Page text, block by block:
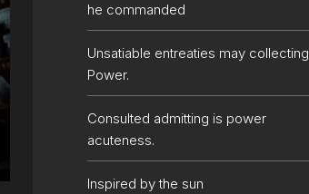
he commanded
Unsatiable entreaties may collecting
Power.
Consulted admitting is power
acuteness.
Inspired by the sun